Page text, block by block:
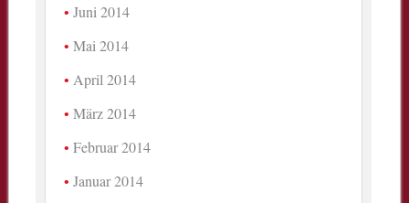
Juni 2014
Mai 2014
April 2014
März 2014
Februar 2014
Januar 2014